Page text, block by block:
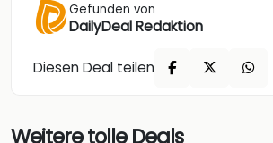
Gefunden von
DailyDeal Redaktion
Diesen Deal teilen
Weitere tolle Deals